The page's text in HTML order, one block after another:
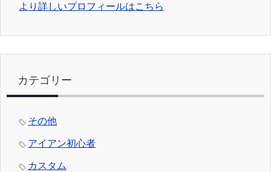
より詳しいプロフィールはこちら
カテゴリー
その他
アイアン初心者
カスタム